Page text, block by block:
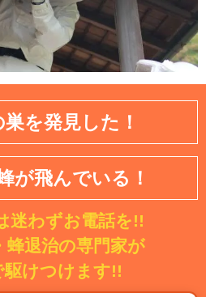
を発見した！
が飛んでいる！
迷わずお電話を!!
蜂退治の専門家が
駆けつけます!!